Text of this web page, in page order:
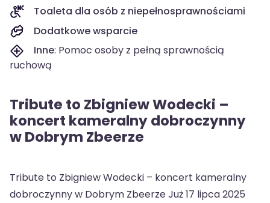
Toaleta dla osób z niepełnosprawnościami
Dodatkowe wsparcie
Inne: Pomoc osoby z pełną sprawnością
ruchową
Tribute to Zbigniew Wodecki –
koncert kameralny dobroczynny
w Dobrym Zbeerze
Tribute to Zbigniew Wodecki – koncert kameralny
dobroczynny w Dobrym Zbeerze Już 17 lipca 2025